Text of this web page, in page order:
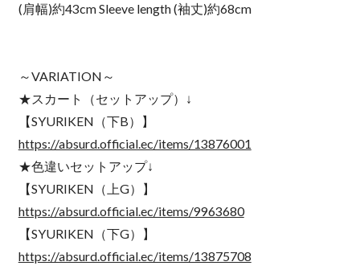
(肩幅)約43cm Sleeve length (袖丈)約68cm
～VARIATION～
★スカート（セットアップ）↓
【SYURIKEN（下B）】
https://absurd.official.ec/items/13876001
★色違いセットアップ↓
【SYURIKEN（上G）】
https://absurd.official.ec/items/9963680
【SYURIKEN（下G）】
https://absurd.official.ec/items/13875708